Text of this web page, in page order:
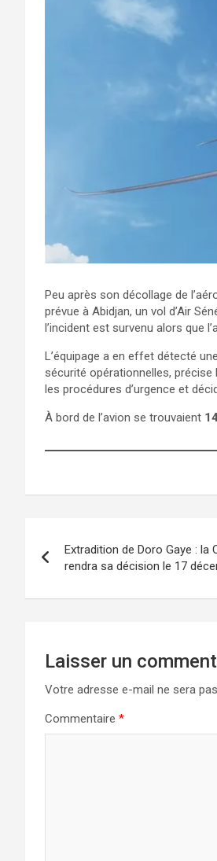
Peu après son décollage de
prévue à Abidjan, un vol d’Air
l’incident est survenu alors que
L’équipage a en effet détecté une
sécurité opérationnelles,
les procédures d’urgence et
À bord de l’avion se trouvaient
Extradition de Doro Gaye : la
rendra sa décision le 17
Laisser un
Votre adresse e-mail ne sera
Commentaire *